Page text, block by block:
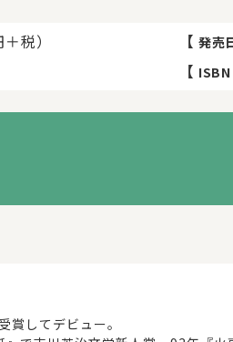
税） 【 発売
【 ISBN
してデビュー。